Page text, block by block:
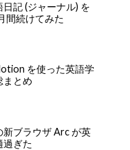
日記 (ジャーナル) を
間続けてみた
を使った英語学
まとめ
新ブラウザ Arc が英
過ぎた